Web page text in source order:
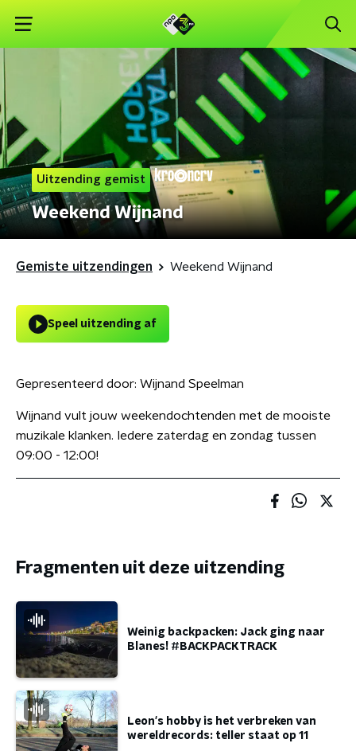
Uitzending gemist
Weekend Wijnand
Gemiste uitzendingen Weekend Wijnand
Speel uitzending af
Gepresenteerd door: Wijnand Speelman
Wijnand vult jouw weekendochtenden met de mooiste
muzikale klanken. Iedere zaterdag en zondag tussen
09:00 - 12:00!
Fragmenten uit deze uitzending
Weinig backpacken: Jack ging naar
Blanes! #BACKPACKTRACK
Leon's hobby is het verbreken van
wereldrecords: teller staat op 11